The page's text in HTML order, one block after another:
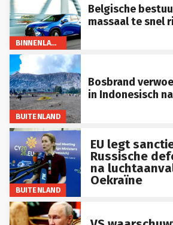
BINNENLAND
massaal te snel
BUITENLAND
in Indonesisch
BUITENLAND
Russische
na
Oekraïne
mogelijke